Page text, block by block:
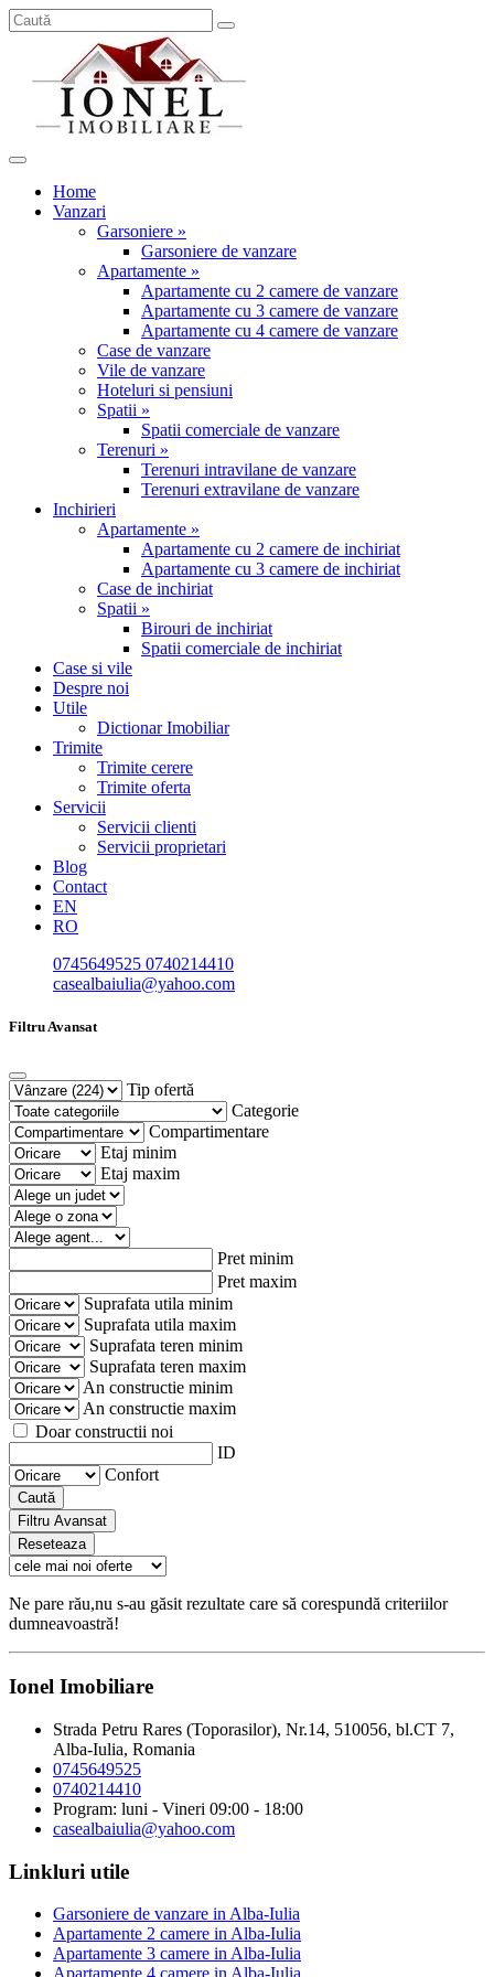
Home
Vanzari
Garsoniere »
Garsoniere de vanzare
Apartamente »
Apartamente cu 2 camere de vanzare
Apartamente cu 3 camere de vanzare
Apartamente cu 4 camere de vanzare
Case de vanzare
Vile de vanzare
Hoteluri si pensiuni
Spatii »
Spatii comerciale de vanzare
Terenuri »
Terenuri intravilane de vanzare
Terenuri extravilane de vanzare
Inchirieri
Apartamente »
Apartamente cu 2 camere de inchiriat
Apartamente cu 3 camere de inchiriat
Case de inchiriat
Spatii »
Birouri de inchiriat
Spatii comerciale de inchiriat
Case si vile
Despre noi
Utile
Dictionar Imobiliar
Trimite
Trimite cerere
Trimite oferta
Servicii
Servicii clienti
Servicii proprietari
Blog
Contact
EN
RO
0745649525 0740214410
casealbaiulia@yahoo.com
Filtru Avansat
Tip ofertă
Categorie
Compartimentare
Etaj minim
Etaj maxim
Pret minim
Pret maxim
Suprafata utila minim
Suprafata utila maxim
Suprafata teren minim
Suprafata teren maxim
An constructie minim
An constructie maxim
Doar constructii noi
ID
Confort
Caută
Filtru Avansat
Reseteaza
Ne pare rău,nu s-au găsit rezultate care să corespundă criteriilor
dumneavoastră!
Ionel Imobiliare
Strada Petru Rares (Toporasilor), Nr.14, 510056, bl.CT 7,
Alba-Iulia, Romania
0745649525
0740214410
Program: luni - Vineri 09:00 - 18:00
casealbaiulia@yahoo.com
Linkluri utile
Garsoniere de vanzare in Alba-Iulia
Apartamente 2 camere in Alba-Iulia
Apartamente 3 camere in Alba-Iulia